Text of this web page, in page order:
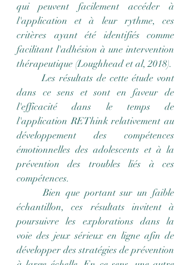
qui peuvent facilement accéder à
l'application et à leur rythme, ces
critères ayant été identifiés comme
facilitant l'adhésion à une intervention
thérapeutique (Loughhead et al, 2018).
	Les résultats de cette étude vont
dans ce sens et sont en faveur de
l'efficacité dans le temps de
l'application REThink relativement au
développement des compétences
émotionnelles des adolescents et à la
prévention des troubles liés à ces
compétences.
	Bien que portant sur un faible
échantillon, ces résultats invitent à
poursuivre les explorations dans la
voie des jeux sérieux en ligne afin de
développer des stratégies de prévention